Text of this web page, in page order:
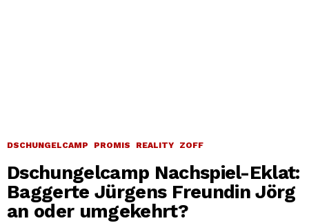
DSCHUNGELCAMP PROMIS REALITY ZOFF
Dschungelcamp Nachspiel-Eklat:
Baggerte Jürgens Freundin Jörg
an oder umgekehrt?